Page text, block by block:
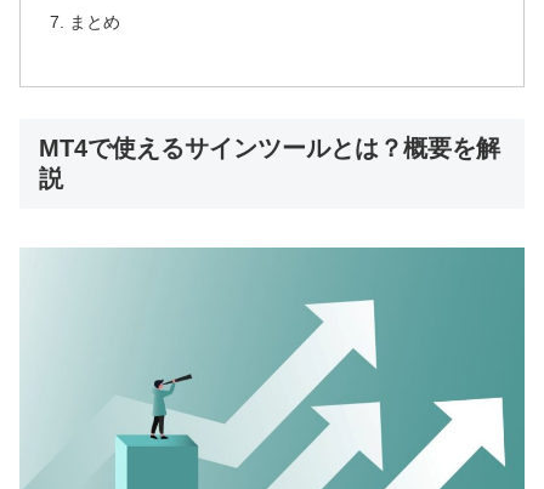
まとめ
MT4で使えるサインツールとは？概要を解
説